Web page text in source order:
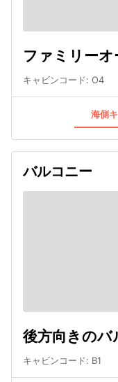
ファミリー
キャビンコード: O4
海側
バルコニー
後方向きのバ
キャビンコード: B1